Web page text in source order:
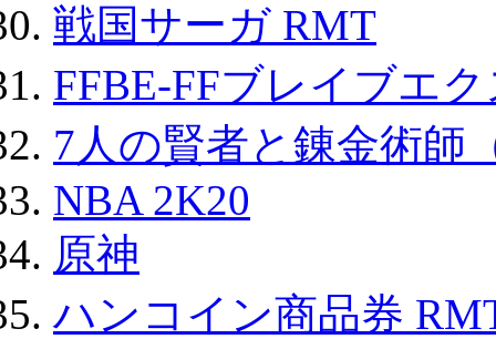
戦国サーガ RMT
FFBE-FFブレイブエ
7人の賢者と錬金術師
NBA 2K20
原神
ハンコイン商品券